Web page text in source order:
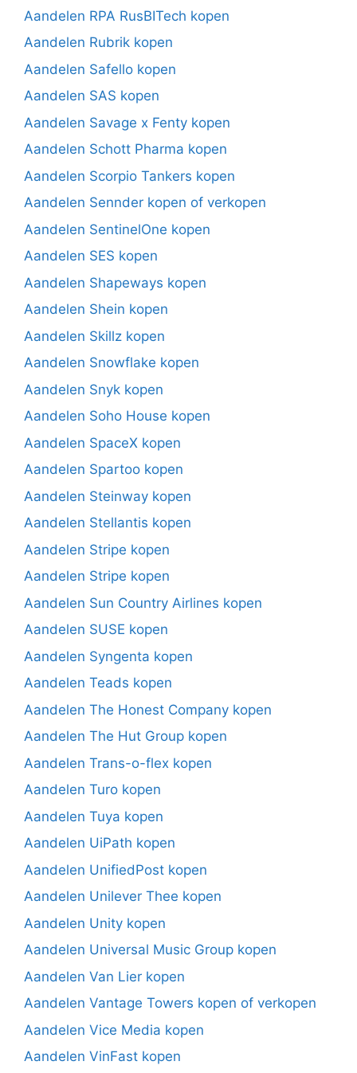
Aandelen RPA RusBITech kopen
Aandelen Rubrik kopen
Aandelen Safello kopen
Aandelen SAS kopen
Aandelen Savage x Fenty kopen
Aandelen Schott Pharma kopen
Aandelen Scorpio Tankers kopen
Aandelen Sennder kopen of verkopen
Aandelen SentinelOne kopen
Aandelen SES kopen
Aandelen Shapeways kopen
Aandelen Shein kopen
Aandelen Skillz kopen
Aandelen Snowflake kopen
Aandelen Snyk kopen
Aandelen Soho House kopen
Aandelen SpaceX kopen
Aandelen Spartoo kopen
Aandelen Steinway kopen
Aandelen Stellantis kopen
Aandelen Stripe kopen
Aandelen Stripe kopen
Aandelen Sun Country Airlines kopen
Aandelen SUSE kopen
Aandelen Syngenta kopen
Aandelen Teads kopen
Aandelen The Honest Company kopen
Aandelen The Hut Group kopen
Aandelen Trans-o-flex kopen
Aandelen Turo kopen
Aandelen Tuya kopen
Aandelen UiPath kopen
Aandelen UnifiedPost kopen
Aandelen Unilever Thee kopen
Aandelen Unity kopen
Aandelen Universal Music Group kopen
Aandelen Van Lier kopen
Aandelen Vantage Towers kopen of verkopen
Aandelen Vice Media kopen
Aandelen VinFast kopen